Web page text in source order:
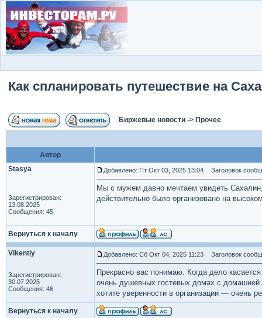
Как спланировать путешествие на
Биржевые новости -> Прочее
Автор
Stasya
Зарегистрирован:
13.08.2025
Сообщения: 45
Добавлено: Пт Окт 03, 2025 13:04 Заголовок
Мы с мужем давно мечтаем увидеть
действительно было организовано на
Вернуться к началу
Vikentiy
Зарегистрирован:
30.07.2025
Сообщения: 46
Добавлено: Сб Окт 04, 2025 11:23 Заголовок
Прекрасно вас понимаю. Когда дело
очень душевных гостевых домах с домашней
хотите уверенности в организации — очень
Вернуться к началу